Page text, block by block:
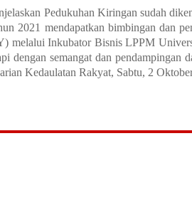
Pedukuhan Kiringan sudah
2021 mendapatkan bimbingan dan
melalui Inkubator Bisnis LPPM
dengan semangat dan
Kedaulatan Rakyat, Sabtu, 2